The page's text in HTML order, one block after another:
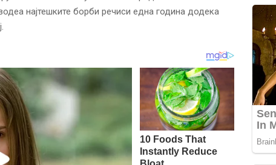
најтешките борби речиси една година додека